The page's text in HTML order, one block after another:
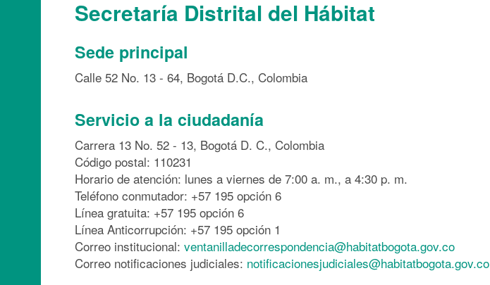
Secretaría Distrital del Hábitat
Sede principal
Calle 52 No. 13 - 64, Bogotá D.C., Colombia
Servicio a la ciudadanía
Carrera 13 No. 52 - 13, Bogotá D. C., Colombia
Código postal: 110231
Horario de atención: lunes a viernes de 7:00 a. m., a 4:30 p. m.
Teléfono conmutador: +57 195 opción 6
Línea gratuita: +57 195 opción 6
Línea Anticorrupción: +57 195 opción 1
Correo institucional:ventanilladecorrespondencia@habitatbogota.gov.co
Correo notificaciones judiciales: notificacionesjudiciales@habitatbogota.gov.co